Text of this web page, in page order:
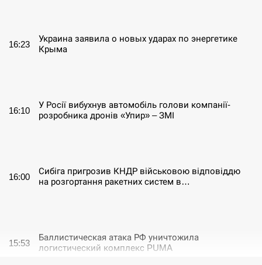
16:23
Украина заявила о новых ударах по энергетике
Крыма
16:10
У Росії вибухнув автомобіль голови компанії-
розробника дронів «Упир» – ЗМІ
16:00
Сибіга пригрозив КНДР військовою відповіддю
на розгортання ракетних систем в…
15:53
Баллистическая атака РФ уничтожила
логистический комплекс PUMA